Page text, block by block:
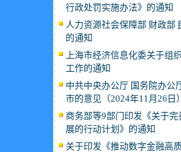
行政处罚实施办法》的通知
人力资源社会保障部 财政部
的通知
上海市经济信息化委关于组
工作的通知
中共中央办公厅 国务院办公
市的意见（2024年11月26日
商务部等9部门印发《关于
展的行动计划》的通知
关于印发《推动数字金融高